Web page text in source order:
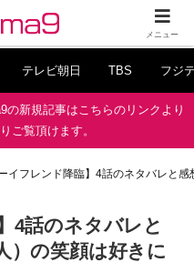
テレビ朝日 TBS フジ
の新規記事はこちらのリンクより
ご覧頂けます。
ーイフレンド降臨】4話のネタバレと
4話のネタバレと
）の笑顔は好きに
メニュー